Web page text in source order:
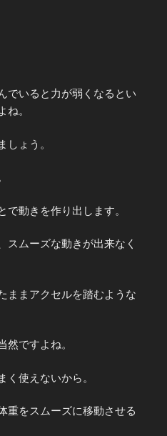
でいると力が弱くなるとい
ね。
しょう。
動きを作り出します。
スムーズな動きが出来なく
ままアクセルを踏むような
然ですよね。
く使えないから。
重をスムーズに移動させる